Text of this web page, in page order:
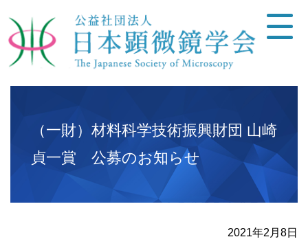
（一財）材料科学技術振興財団 山崎
貞一賞 公募のお知らせ
2021年2月8日